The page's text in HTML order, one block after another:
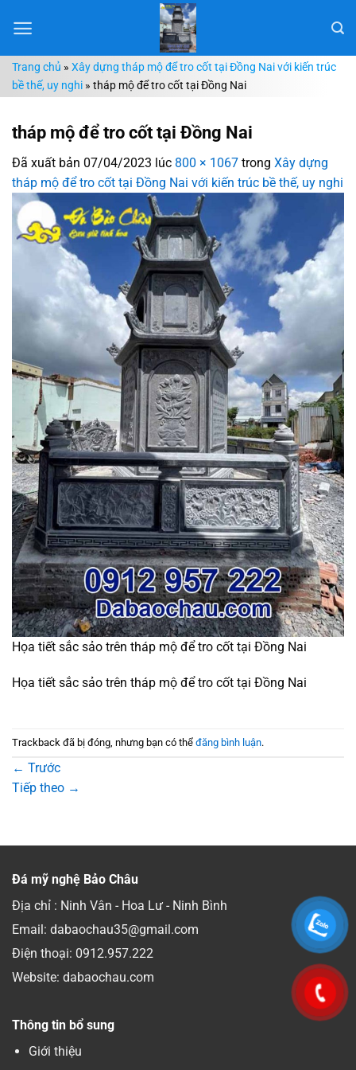
đến
dungTrang chủ » Xây dựng tháp mộ để tro cốt tại Đồng Nai với kiến trúc
bề thế, uy nghi » tháp mộ để tro cốt tại Đồng Nai
tháp mộ để tro cốt tại Đồng Nai
Đã xuất bản 07/04/2023 lúc 800 × 1067 trong Xây dựng
tháp mộ để tro cốt tại Đồng Nai với kiến trúc bề thế, uy nghi
Họa tiết sắc sảo trên tháp mộ để tro cốt tại Đồng Nai
Họa tiết sắc sảo trên tháp mộ để tro cốt tại Đồng Nai
Trackback đã bị đóng, nhưng bạn có thể đăng bình luận.
← Trước
Tiếp theo →
Đá mỹ nghệ Bảo Châu
Địa chỉ : Ninh Vân - Hoa Lư - Ninh Bình
Email: dabaochau35@gmail.com
Điện thoại: 0912.957.222
Website: dabaochau.com
Thông tin bổ sung
Giới thiệu